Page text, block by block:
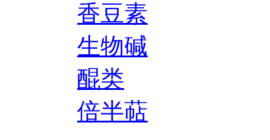
香豆素
生物碱
醌类
倍半萜